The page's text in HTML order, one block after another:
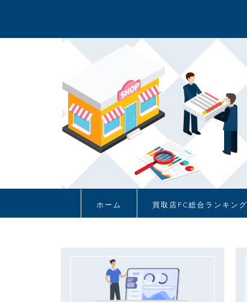
ホーム 買取店FC総合ランキング